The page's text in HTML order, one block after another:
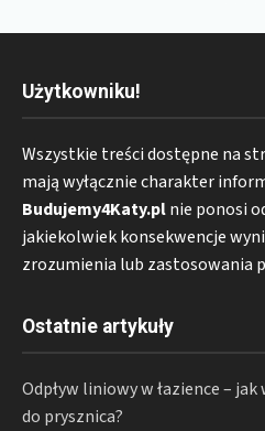
Użytkowniku!
Wszystkie treści dostępne na
mają wyłącznie charakter
Budujemy4Katy.plnie ponosi
jakiekolwiek konsekwencje
zrozumienia lub zastosowania
Ostatnie artykuły
Odpływ liniowy w łazience –
do prysznica?